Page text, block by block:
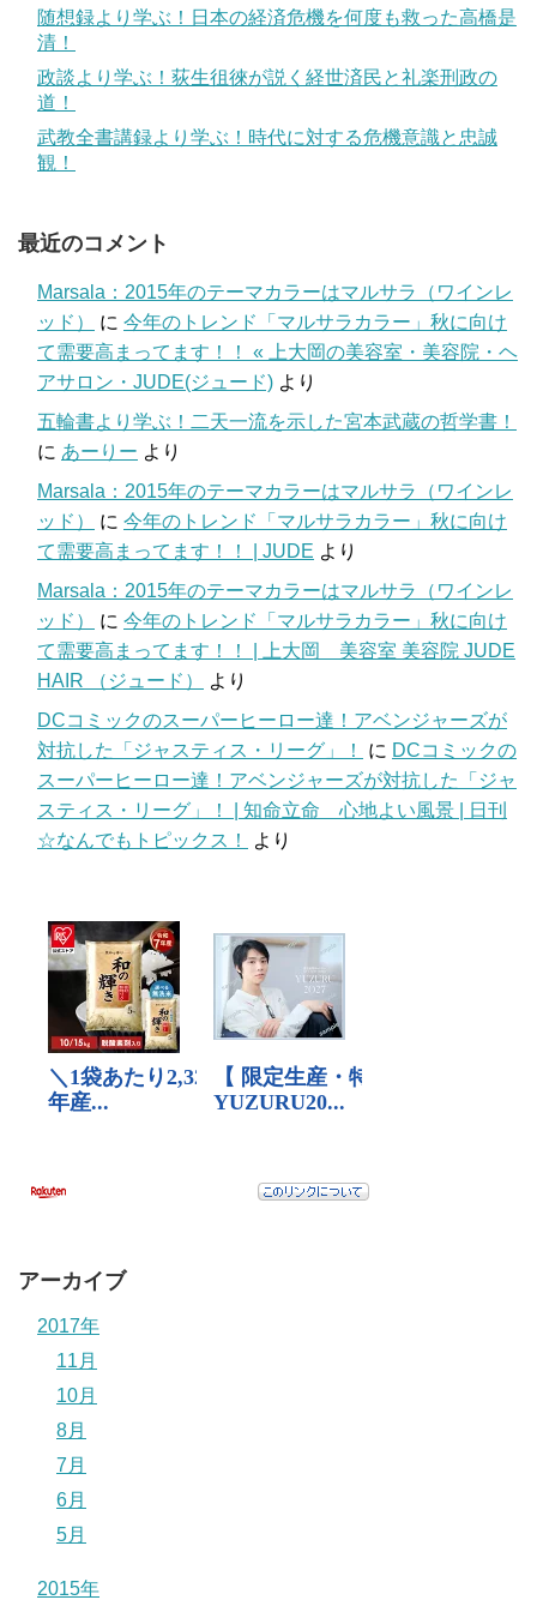
随想録より学ぶ！日本の経済危機を何度も救った高橋是
清！
政談より学ぶ！荻生徂徠が説く経世済民と礼楽刑政の
道！
武教全書講録より学ぶ！時代に対する危機意識と忠誠
観！
最近のコメント
Marsala：2015年のテーマカラーはマルサラ（ワインレ
ッド）
に 今年のトレンド「マルサラカラー」秋に向け
て需要高まってます！！ « 上大岡の美容室・美容院・ヘ
アサロン・JUDE(ジュード) より
五輪書より学ぶ！二天一流を示した宮本武蔵の哲学書！
に あーりー より
Marsala：2015年のテーマカラーはマルサラ（ワインレ
ッド）
に 今年のトレンド「マルサラカラー」秋に向け
て需要高まってます！！ | JUDE より
Marsala：2015年のテーマカラーはマルサラ（ワインレ
ッド）
に 今年のトレンド「マルサラカラー」秋に向け
て需要高まってます！！ | 上大岡 美容室 美容院 JUDE
HAIR （ジュード）
より
DCコミックのスーパーヒーロー達！アベンジャーズが
対抗した「ジャスティス・リーグ」！
に DCコミックの
スーパーヒーロー達！アベンジャーズが対抗した「ジャ
スティス・リーグ」！ | 知命立命 心地よい風景 | 日刊
☆なんでもトピックス！
より
アーカイブ
2017年
11月
10月
8月
7月
6月
5月
2015年